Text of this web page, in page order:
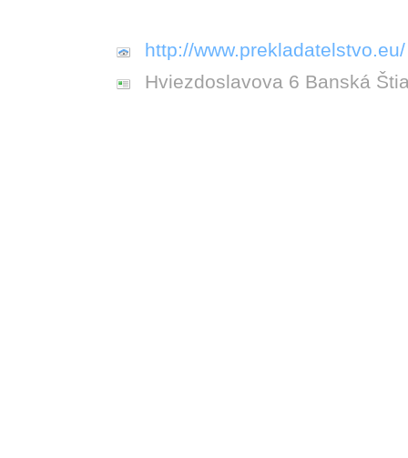
http://www.prekladatelstvo.eu/
Hviezdoslavova 6 Banská